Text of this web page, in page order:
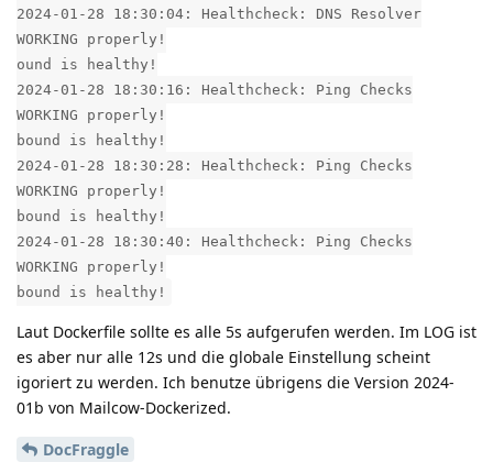
2024-01-28 18:30:04: Healthcheck: DNS Resolver
WORKING properly!
ound is healthy!
2024-01-28 18:30:16: Healthcheck: Ping Checks
WORKING properly!
bound is healthy!
2024-01-28 18:30:28: Healthcheck: Ping Checks
WORKING properly!
bound is healthy!
2024-01-28 18:30:40: Healthcheck: Ping Checks
WORKING properly!
bound is healthy!
Laut Dockerfile sollte es alle 5s aufgerufen werden. Im LOG ist
es aber nur alle 12s und die globale Einstellung scheint
igoriert zu werden. Ich benutze übrigens die Version 2024-
01b von Mailcow-Dockerized.
DocFraggle